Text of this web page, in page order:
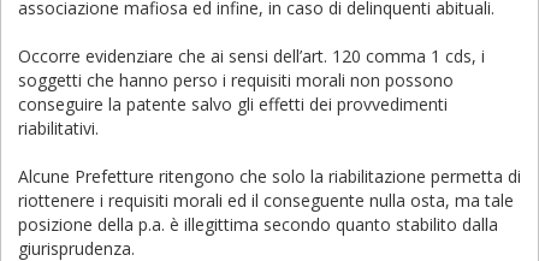
associazione mafiosa ed infine, in caso di delinquenti abituali.
Occorre evidenziare che ai sensi dell’art. 120 comma 1 cds, i
soggetti che hanno perso i requisiti morali non possono
conseguire la patente salvo gli effetti dei provvedimenti
riabilitativi.
Alcune Prefetture ritengono che solo la riabilitazione permetta di
riottenere i requisiti morali ed il conseguente nulla osta, ma tale
posizione della p.a. è illegittima secondo quanto stabilito dalla
giurisprudenza.